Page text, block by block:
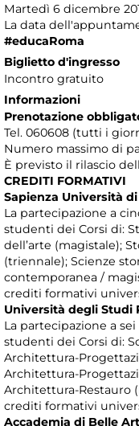
Martedì 6 dicembre
La data
#educaRoma
Biglietto d'ingresso
Incontro gratuito
Informazioni
Prenotazione
Tel. 060608 (tutti i
Numero massimo di
È previsto il rilascio
CREDITI FORMATIVI
Sapienza Università
La partecipazione a
studenti dei Corsi di:
dell’arte (magistale);
(triennale); Scienze
contemporanea /
crediti formativi
Università degli Studi
La partecipazione a
studenti dei Corsi di:
Architettura-
Architettura-
Architettura-Restauro
crediti formativi
Accademia di Belle